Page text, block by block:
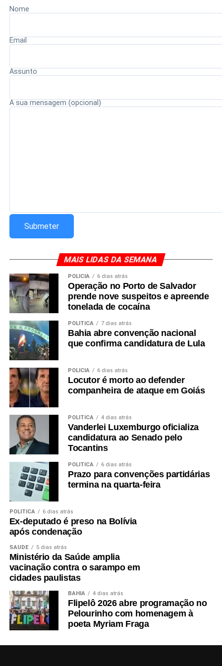
consagração do jogador no cenário internacional.
Nome
Email
Assunto
A sua mensagem (opcional)
MAIS LIDAS DA SEMANA
POLÍCIA 6 dias atrás
Operação no Porto de Salvador
prende nove suspeitos e apreende
tonelada de cocaína
POLÍTICA 7 dias atrás
Bahia abre convenção nacional
que confirma candidatura de Lula
POLÍCIA 6 dias atrás
Locutor é morto ao defender
companheira de ataque em Goiás
POLÍTICA 4 dias atrás
Vanderlei Luxemburgo oficializa
candidatura ao Senado pelo
Tocantins
POLÍTICA 6 dias atrás
Prazo para convenções partidárias
termina na quarta-feira
POLÍTICA 6 dias atrás
Ex-deputado é preso na Bolívia
após condenação
SAÚDE 5 dias atrás
Ministério da Saúde amplia
vacinação contra o sarampo em
cidades paulistas
BAHIA 4 dias atrás
Flipelô 2026 abre programação no
Pelourinho com homenagem à
poeta Myriam Fraga